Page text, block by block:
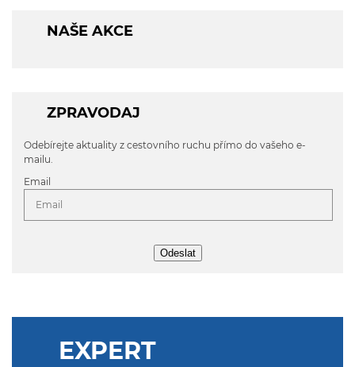
NAŠE AKCE
ZPRAVODAJ
Odebírejte aktuality z cestovního ruchu přímo do vašeho e-
mailu.
Email
Odeslat
EXPERT